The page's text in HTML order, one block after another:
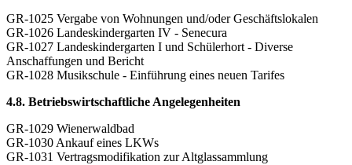
GR-1025 Vergabe von Wohnungen und/oder Geschäftslokalen
GR-1026 Landeskindergarten IV - Senecura
GR-1027 Landeskindergarten I und Schülerhort - Diverse
Anschaffungen und Bericht
GR-1028 Musikschule - Einführung eines neuen Tarifes
4.8. Betriebswirtschaftliche Angelegenheiten
GR-1029 Wienerwaldbad
GR-1030 Ankauf eines LKWs
GR-1031 Vertragsmodifikation zur Altglassammlung